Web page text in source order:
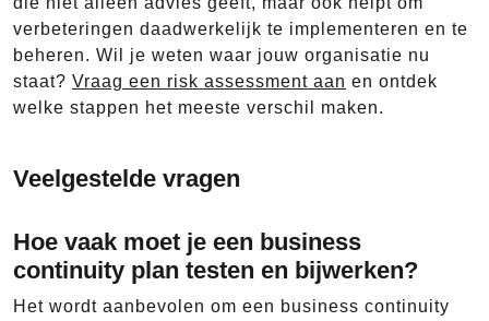
verbeteringen daadwerkelijk te implementeren en te
beheren. Wil je weten waar jouw organisatie nu
staat? Vraag een risk assessment aan en ontdek
welke stappen het meeste verschil maken.
Veelgestelde vragen
Hoe vaak moet je een business
continuity plan testen en bijwerken?
Het wordt aanbevolen om een business continuity